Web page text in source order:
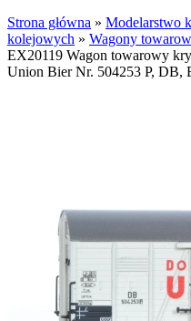
Strona główna » Modelarstwo
kolejowych » Wagony
EX20119 Wagon towarowy
Union Bier Nr. 504253 P, DB,